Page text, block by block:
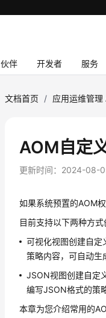
伙伴 开发者 服务
文档首页 / 应用运维管理
AOM自定
更新时间： 2024-08-
如果系统预置的AOM
目前支持以下两种方式
可视化视图创建自定
策略内容，可自动生
JSON视图创建自定
编写JSON格式的策
本章为您介绍常用的